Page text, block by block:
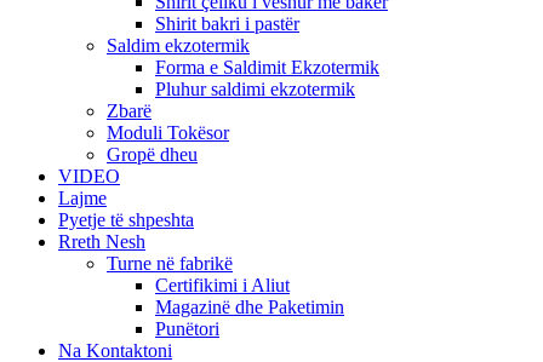
Shirit bakri i pastër
Saldim ekzotermik
Forma e Saldimit Ekzotermik
Pluhur saldimi ekzotermik
Zbarë
Moduli Tokësor
Gropë dheu
VIDEO
Lajme
Pyetje të shpeshta
Rreth Nesh
Turne në fabrikë
Certifikimi i Aliut
Magazinë dhe Paketimin
Punëtori
Na Kontaktoni